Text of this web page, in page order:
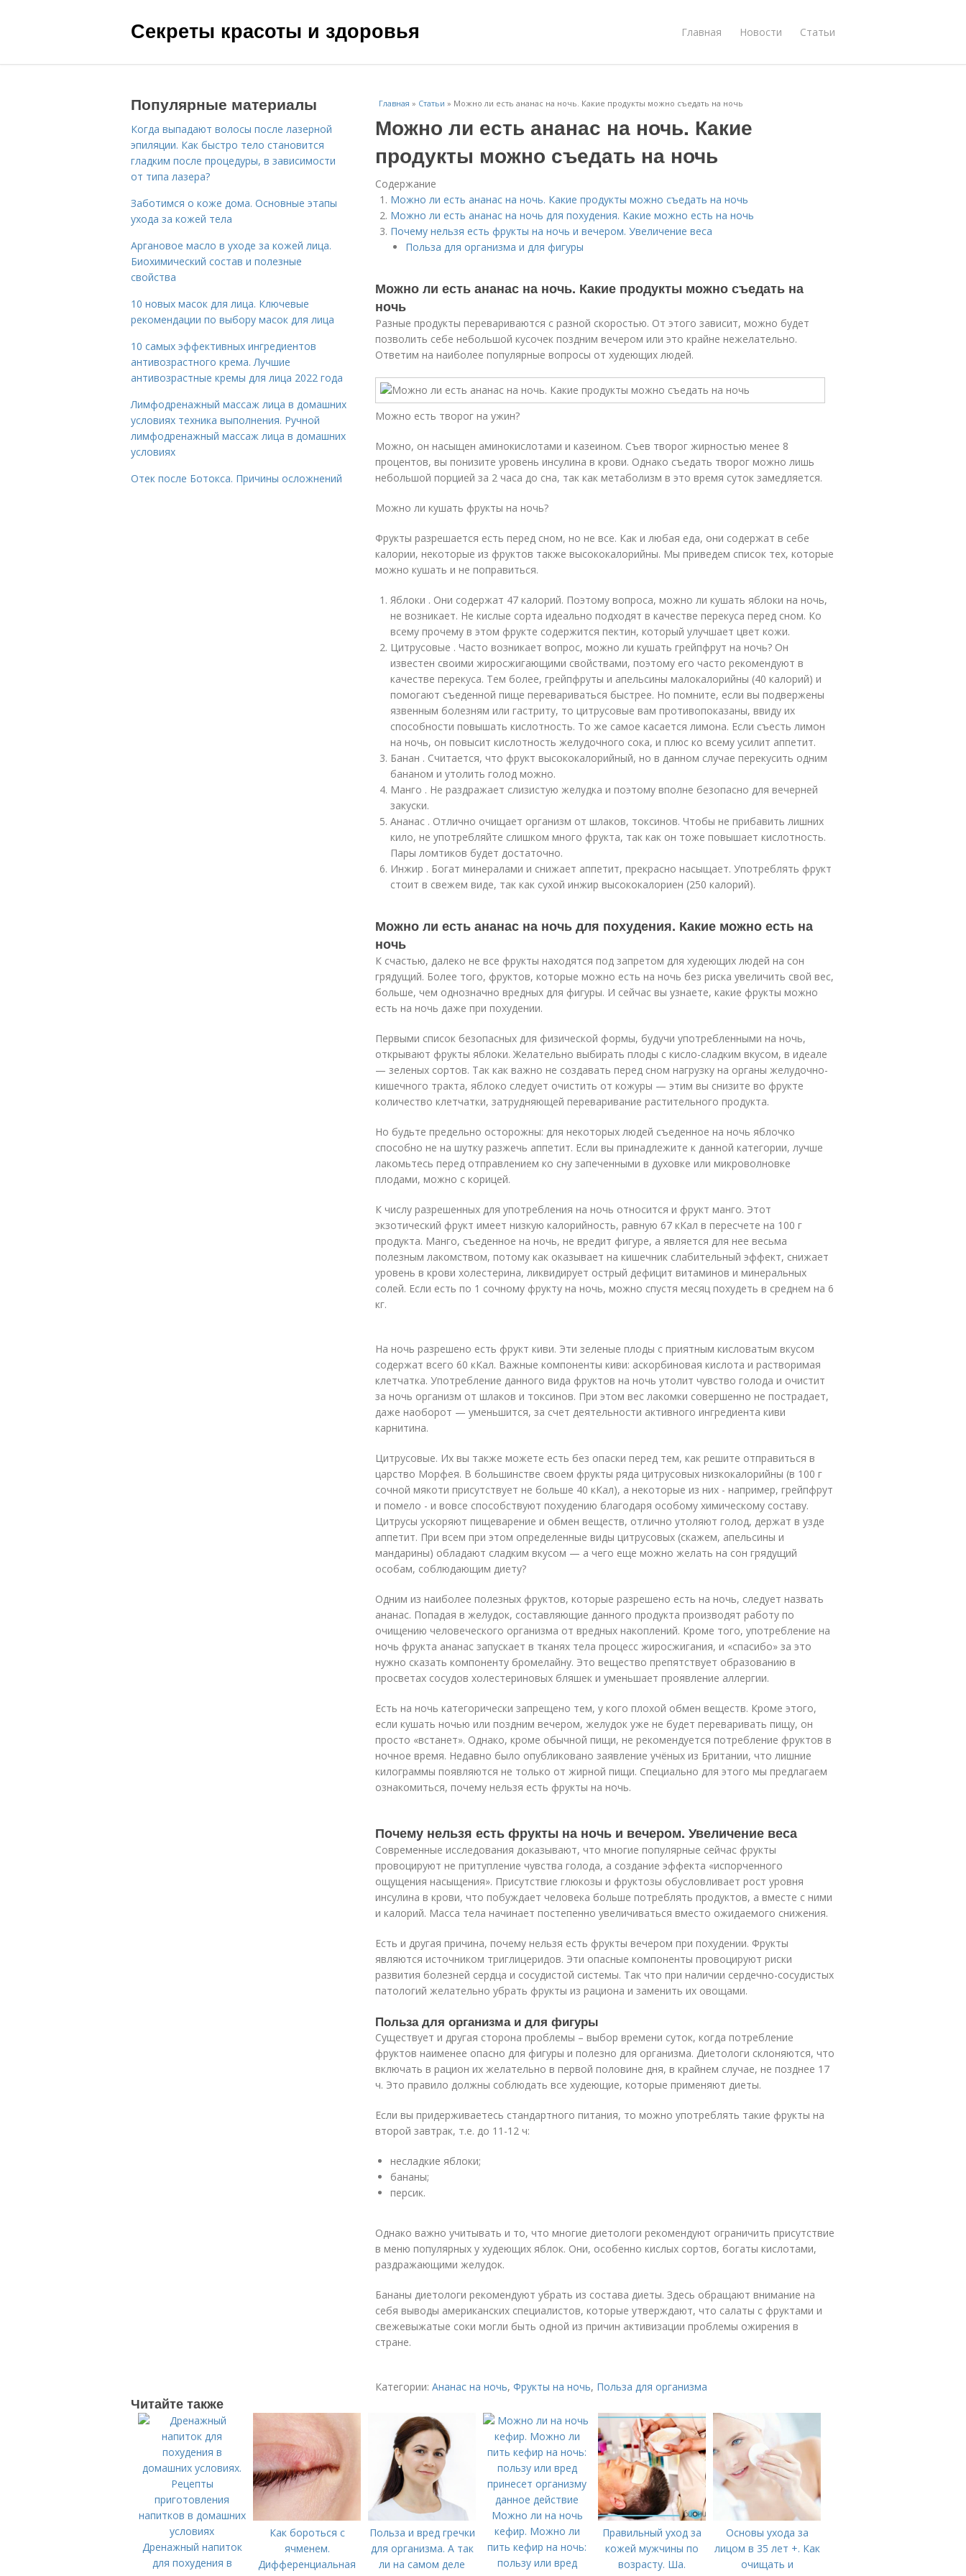
Секреты красоты и здоровья Главная Новости Статьи
Главная » Статьи » Можно ли есть ананас на ночь. Какие продукты можно съедать на ночь
Можно ли есть ананас на ночь. Какие
продукты можно съедать на ночь
Содержание
Можно ли есть ананас на ночь. Какие продукты можно съедать на ночь
Можно ли есть ананас на ночь для похудения. Какие можно есть на ночь
Почему нельзя есть фрукты на ночь и вечером. Увеличение веса
Польза для организма и для фигуры
Можно ли есть ананас на ночь. Какие продукты можно съедать на
ночь
Разные продукты перевариваются с разной скоростью. От этого зависит, можно будет
позволить себе небольшой кусочек поздним вечером или это крайне нежелательно.
Ответим на наиболее популярные вопросы от худеющих людей.
Можно есть творог на ужин?
Можно, он насыщен аминокислотами и казеином. Съев творог жирностью менее 8
процентов, вы понизите уровень инсулина в крови. Однако съедать творог можно лишь
небольшой порцией за 2 часа до сна, так как метаболизм в это время суток замедляется.
Можно ли кушать фрукты на ночь?
Фрукты разрешается есть перед сном, но не все. Как и любая еда, они содержат в себе
калории, некоторые из фруктов также высококалорийны. Мы приведем список тех, которые
можно кушать и не поправиться.
Яблоки . Они содержат 47 калорий. Поэтому вопроса, можно ли кушать яблоки на ночь,
не возникает. Не кислые сорта идеально подходят в качестве перекуса перед сном. Ко
всему прочему в этом фрукте содержится пектин, который улучшает цвет кожи.
Цитрусовые . Часто возникает вопрос, можно ли кушать грейпфрут на ночь? Он
известен своими жиросжигающими свойствами, поэтому его часто рекомендуют в
качестве перекуса. Тем более, грейпфруты и апельсины малокалорийны (40 калорий) и
помогают съеденной пище перевариваться быстрее. Но помните, если вы подвержены
язвенным болезням или гастриту, то цитрусовые вам противопоказаны, ввиду их
способности повышать кислотность. То же самое касается лимона. Если съесть лимон
на ночь, он повысит кислотность желудочного сока, и плюс ко всему усилит аппетит.
Банан . Считается, что фрукт высококалорийный, но в данном случае перекусить одним
бананом и утолить голод можно.
Манго . Не раздражает слизистую желудка и поэтому вполне безопасно для вечерней
закуски.
Ананас . Отлично очищает организм от шлаков, токсинов. Чтобы не прибавить лишних
кило, не употребляйте слишком много фрукта, так как он тоже повышает кислотность.
Пары ломтиков будет достаточно.
Инжир . Богат минералами и снижает аппетит, прекрасно насыщает. Употреблять фрукт
стоит в свежем виде, так как сухой инжир высококалориен (250 калорий).
Можно ли есть ананас на ночь для похудения. Какие можно есть на
ночь
К счастью, далеко не все фрукты находятся под запретом для худеющих людей на сон
грядущий. Более того, фруктов, которые можно есть на ночь без риска увеличить свой вес,
больше, чем однозначно вредных для фигуры. И сейчас вы узнаете, какие фрукты можно
есть на ночь даже при похудении.
Первыми список безопасных для физической формы, будучи употребленными на ночь,
открывают фрукты яблоки. Желательно выбирать плоды с кисло-сладким вкусом, в идеале
— зеленых сортов. Так как важно не создавать перед сном нагрузку на органы желудочно-
кишечного тракта, яблоко следует очистить от кожуры — этим вы снизите во фрукте
количество клетчатки, затрудняющей переваривание растительного продукта.
Но будьте предельно осторожны: для некоторых людей съеденное на ночь яблочко
способно не на шутку разжечь аппетит. Если вы принадлежите к данной категории, лучше
лакомьтесь перед отправлением ко сну запеченными в духовке или микроволновке
плодами, можно с корицей.
К числу разрешенных для употребления на ночь относится и фрукт манго. Этот
экзотический фрукт имеет низкую калорийность, равную 67 кКал в пересчете на 100 г
продукта. Манго, съеденное на ночь, не вредит фигуре, а является для нее весьма
полезным лакомством, потому как оказывает на кишечник слабительный эффект, снижает
уровень в крови холестерина, ликвидирует острый дефицит витаминов и минеральных
солей. Если есть по 1 сочному фрукту на ночь, можно спустя месяц похудеть в среднем на 6
кг.
На ночь разрешено есть фрукт киви. Эти зеленые плоды с приятным кисловатым вкусом
содержат всего 60 кКал. Важные компоненты киви: аскорбиновая кислота и растворимая
клетчатка. Употребление данного вида фруктов на ночь утолит чувство голода и очистит
за ночь организм от шлаков и токсинов. При этом вес лакомки совершенно не пострадает,
даже наоборот — уменьшится, за счет деятельности активного ингредиента киви
карнитина.
Цитрусовые. Их вы также можете есть без опаски перед тем, как решите отправиться в
царство Морфея. В большинстве своем фрукты ряда цитрусовых низкокалорийны (в 100 г
сочной мякоти присутствует не больше 40 кКал), а некоторые из них - например, грейпфрут
и помело - и вовсе способствуют похудению благодаря особому химическому составу.
Цитрусы ускоряют пищеварение и обмен веществ, отлично утоляют голод, держат в узде
аппетит. При всем при этом определенные виды цитрусовых (скажем, апельсины и
мандарины) обладают сладким вкусом — а чего еще можно желать на сон грядущий
особам, соблюдающим диету?
Одним из наиболее полезных фруктов, которые разрешено есть на ночь, следует назвать
ананас. Попадая в желудок, составляющие данного продукта производят работу по
очищению человеческого организма от вредных накоплений. Кроме того, употребление на
ночь фрукта ананас запускает в тканях тела процесс жиросжигания, и «спасибо» за это
нужно сказать компоненту бромелайну. Это вещество препятствует образованию в
просветах сосудов холестериновых бляшек и уменьшает проявление аллергии.
Есть на ночь категорически запрещено тем, у кого плохой обмен веществ. Кроме этого,
если кушать ночью или поздним вечером, желудок уже не будет переваривать пищу, он
просто «встанет». Однако, кроме обычной пищи, не рекомендуется потребление фруктов в
ночное время. Недавно было опубликовано заявление учёных из Британии, что лишние
килограммы появляются не только от жирной пищи. Специально для этого мы предлагаем
ознакомиться, почему нельзя есть фрукты на ночь.
Почему нельзя есть фрукты на ночь и вечером. Увеличение веса
Современные исследования доказывают, что многие популярные сейчас фрукты
провоцируют не притупление чувства голода, а создание эффекта «испорченного
ощущения насыщения». Присутствие глюкозы и фруктозы обусловливает рост уровня
инсулина в крови, что побуждает человека больше потреблять продуктов, а вместе с ними
и калорий. Масса тела начинает постепенно увеличиваться вместо ожидаемого снижения.
Есть и другая причина, почему нельзя есть фрукты вечером при похудении. Фрукты
являются источником триглицеридов. Эти опасные компоненты провоцируют риски
развития болезней сердца и сосудистой системы. Так что при наличии сердечно-сосудистых
патологий желательно убрать фрукты из рациона и заменить их овощами.
Польза для организма и для фигуры
Существует и другая сторона проблемы – выбор времени суток, когда потребление
фруктов наименее опасно для фигуры и полезно для организма. Диетологи склоняются, что
включать в рацион их желательно в первой половине дня, в крайнем случае, не позднее 17
ч. Это правило должны соблюдать все худеющие, которые применяют диеты.
Если вы придерживаетесь стандартного питания, то можно употреблять такие фрукты на
второй завтрак, т.е. до 11-12 ч:
несладкие яблоки;
бананы;
персик.
Однако важно учитывать и то, что многие диетологи рекомендуют ограничить присутствие
в меню популярных у худеющих яблок. Они, особенно кислых сортов, богаты кислотами,
раздражающими желудок.
Бананы диетологи рекомендуют убрать из состава диеты. Здесь обращают внимание на
себя выводы американских специалистов, которые утверждают, что салаты с фруктами и
свежевыжатые соки могли быть одной из причин активизации проблемы ожирения в
стране.
Категории: Ананас на ночь, Фрукты на ночь, Польза для организма
Популярные материалы
Когда выпадают волосы после лазерной
эпиляции. Как быстро тело становится
гладким после процедуры, в зависимости
от типа лазера?
Заботимся о коже дома. Основные этапы
ухода за кожей тела
Аргановое масло в уходе за кожей лица.
Биохимический состав и полезные
свойства
10 новых масок для лица. Ключевые
рекомендации по выбору масок для лица
10 самых эффективных ингредиентов
антивозрастного крема. Лучшие
антивозрастные кремы для лица 2022 года
Лимфодренажный массаж лица в домашних
условиях техника выполнения. Ручной
лимфодренажный массаж лица в домашних
условиях
Отек после Ботокса. Причины осложнений
Читайте также
Дренажный напиток
для похудения в
Как бороться с
ячменем.
Дифференциальная
Польза и вред гречки
для организма. А так
ли на самом деле
Можно ли на ночь
кефир. Можно ли
пить кефир на ночь:
пользу или вред
Правильный уход за
кожей мужчины по
возрасту. Ша.
Основы ухода за
лицом в 35 лет +. Как
очищать и